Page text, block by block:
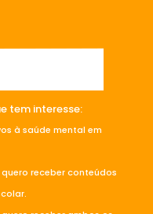
tem interesse:
à saúde mental em
receber conteúdos